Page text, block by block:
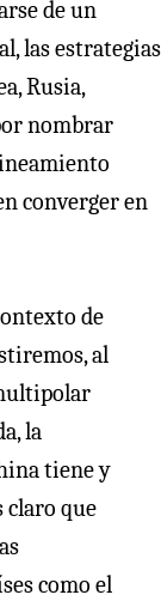
de un
las estrategias
Rusia,
nombrar
converger en
de
al
la
tiene y
claro que
como el